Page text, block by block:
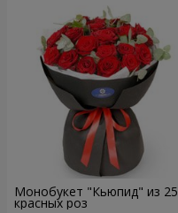
Монобукет "Кьюпид" из 25
красных роз